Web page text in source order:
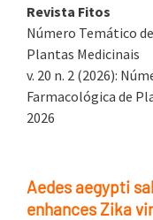
Revista Fitos
Número Temático
Plantas Medicinais
v. 20 n. 2 (2026):
Farmacológica de
2026
Aedes aegypti
enhances Zika